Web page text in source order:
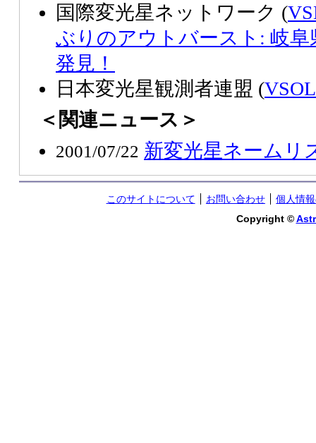
国際変光星ネットワーク (
ぶりのアウトバースト: 岐
発見！
日本変光星観測者連盟 (
＜関連ニュース＞
2001/07/22 新変光星ネームリ
このサイトについて お問い合わせ
個人情
Copyright ©